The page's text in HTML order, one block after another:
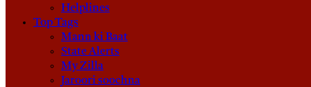
Helplines
Top Tags
Mann ki Baat
State Alerts
My Zilla
Jaroori soochna